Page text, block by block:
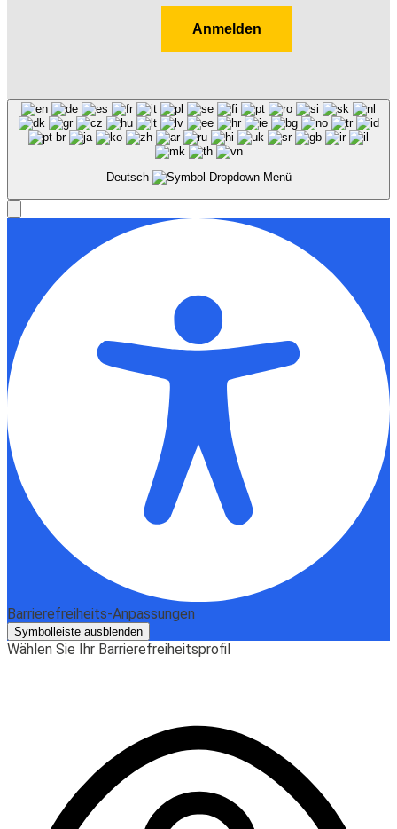
Anmelden
Deutsch
Barrierefreiheits-Anpassungen
Symbolleiste ausblenden
Wählen Sie Ihr Barrierefreiheitsprofil